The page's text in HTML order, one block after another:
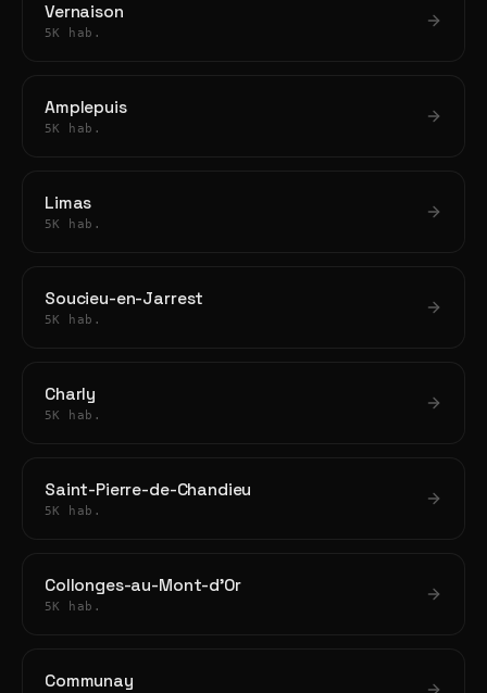
Vernaison
5K hab.
Amplepuis
5K hab.
Limas
5K hab.
Soucieu-en-Jarrest
5K hab.
Charly
5K hab.
Saint-Pierre-de-Chandieu
5K hab.
Collonges-au-Mont-d'Or
5K hab.
Communay